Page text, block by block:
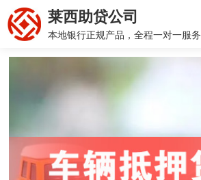
莱西助贷公司
本地银行正规产品，全程一对一服务